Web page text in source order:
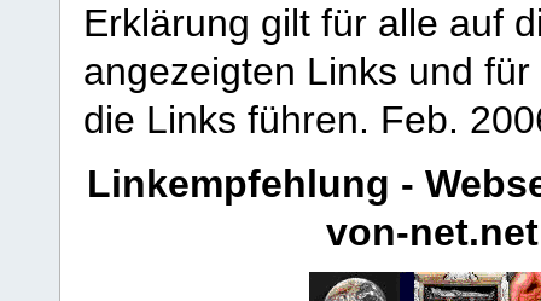
Erklärung gilt für alle auf
angezeigten Links und
die Links führen. Feb.
Linkempfehlung -
von-net.net